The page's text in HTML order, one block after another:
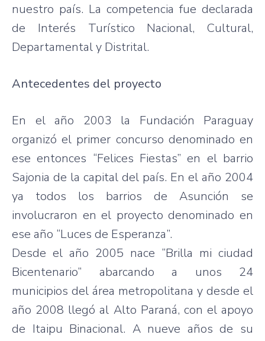
nuestro país. La competencia fue declarada
de Interés Turístico Nacional, Cultural,
Departamentaly Distrital.
Antecedentes del proyecto
En el año 2003 la Fundación Paraguay
organizó el primer concurso denominado en
ese entonces “Felices Fiestas” en el barrio
Sajonia de la capital del país. En el año 2004
ya
todos los barrios de Asunción se
involucraron en el proyecto denominado en
ese año “Luces de Esperanza”.
Desde el año 2005 nace “Brilla mi ciudad
Bicentenario”
abarcando a unos 24
municipios del área metropolitana y desde el
año 2008 llegó al Alto Paraná, con el apoyo
de Itaipu Binacional. A nueve años de su